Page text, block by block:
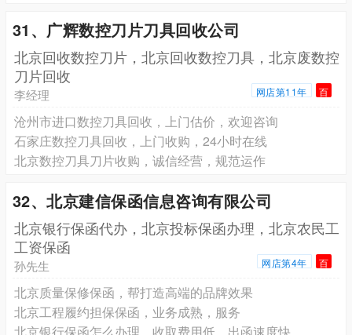
31、广辉数控刀片刀具回收公司
北京回收数控刀片，北京回收数控刀具，北京废数控
刀片回收
李经理 网店第11年 百
沧州市进口数控刀具回收，上门估价，欢迎咨询
石家庄数控刀具回收，上门收购，24小时在线
北京数控刀具刀片收购，诚信经营，规范运作
32、北京建信保函信息咨询有限公司
北京银行保函代办，北京投标保函办理，北京农民工
工资保函
孙先生 网店第4年 百
北京质量保修保函，帮打造高端的品牌效果
北京工程履约担保保函，业务成熟，服务